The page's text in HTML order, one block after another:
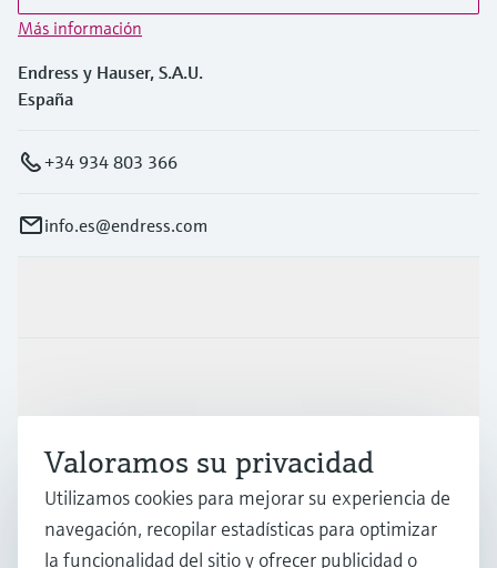
Más información
Endress y Hauser, S.A.U.
España
+34 934 803 366
info.es@endress.com
Soporte
Compañía
Valoramos su privacidad
Utilizamos cookies para mejorar su experiencia de
navegación, recopilar estadísticas para optimizar
la funcionalidad del sitio y ofrecer publicidad o